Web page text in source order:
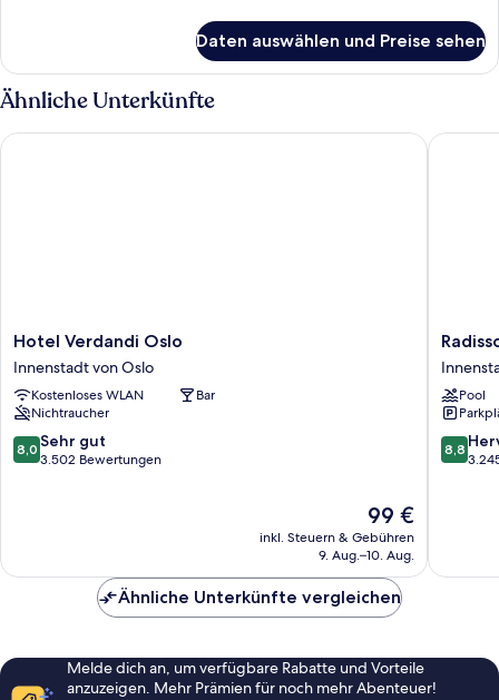
Daten auswählen und Preise sehen
Ähnliche Unterkünfte
Hotel
Verdandi
Oslo
Innenstadt
von
Oslo
Hotel Verdandi Oslo
Innenstadt von Oslo
Kostenloses WLAN
Bar
Nichtraucher
8.0
von
8,0 Sehr gut
3.502 Bewertungen
Der
Preis
beträgt
99 €
inkl. Steuern & Gebühren
9. Aug.–10. Aug.
Hotel Verdandi Oslo
Blu
Hotel,
Oslo
von
Pool
8.8
von
8,8
Ähnliche Unterkünfte vergleichen
Melde dich an, um verfügbare Rabatte und Vorteile
anzuzeigen. Mehr Prämien für noch mehr Abenteuer!